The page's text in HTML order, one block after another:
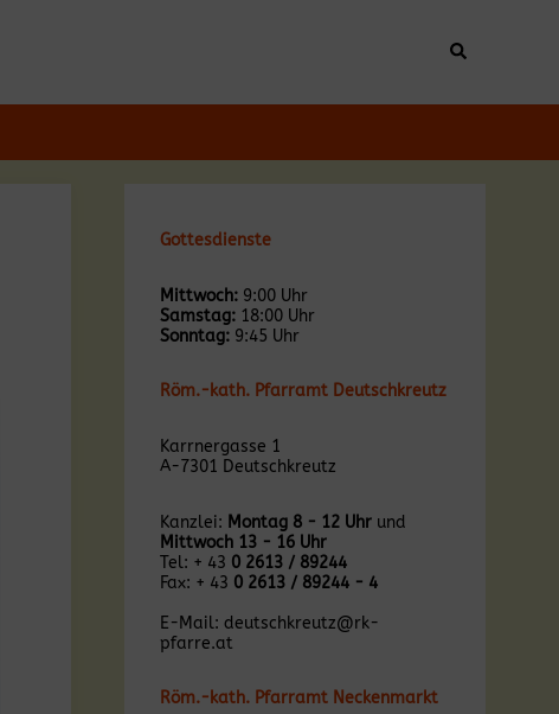
Suche
Gottesdienste
Mittwoch: 9:00 Uhr
Samstag: 18:00 Uhr
Sonntag: 9:45 Uhr
Röm.-kath. Pfarramt Deutschkreutz
Karrnergasse 1
A-7301 Deutschkreutz
Kanzlei: Montag 8 - 12 Uhr und
Mittwoch 13 - 16 Uhr
Tel: + 43 0 2613 / 89244
Fax: + 43 0 2613 / 89244 - 4
E-Mail: deutschkreutz@rk-
pfarre.at
Röm.-kath. Pfarramt Neckenmarkt